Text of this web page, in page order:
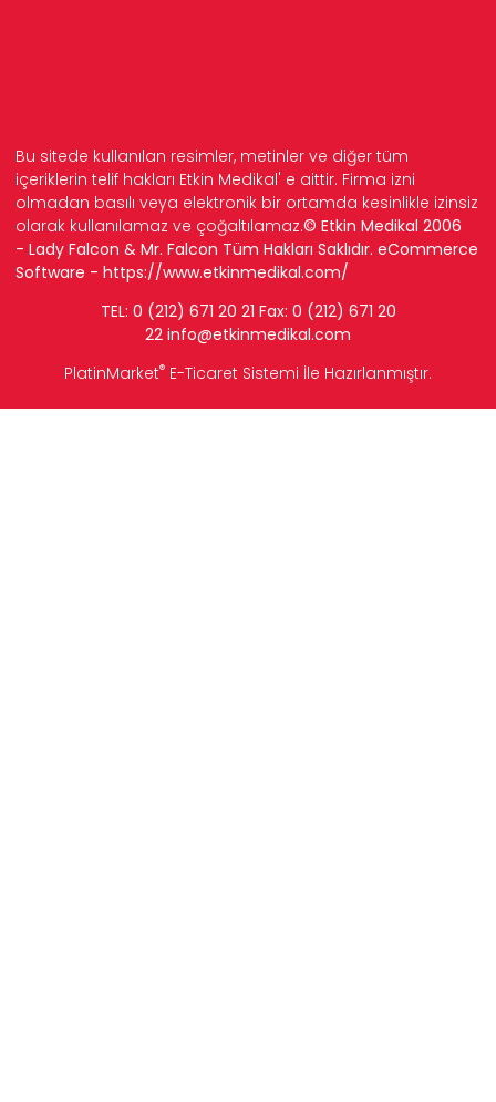
Bu sitede kullanılan resimler, metinler ve diğer tüm
içeriklerin telif hakları Etkin Medikal' e aittir. Firma izni
olmadan basılı veya elektronik bir ortamda kesinlikle izinsiz
olarak kullanılamaz ve çoğaltılamaz.© Etkin Medikal 2006
- Lady Falcon & Mr. Falcon Tüm Hakları Saklıdır. eCommerce
Software - https://www.etkinmedikal.com/
TEL: 0 (212) 671 20 21 Fax: 0 (212) 671 20
22 info@etkinmedikal.com
PlatinMarket® E-Ticaret Sistemi İle Hazırlanmıştır.